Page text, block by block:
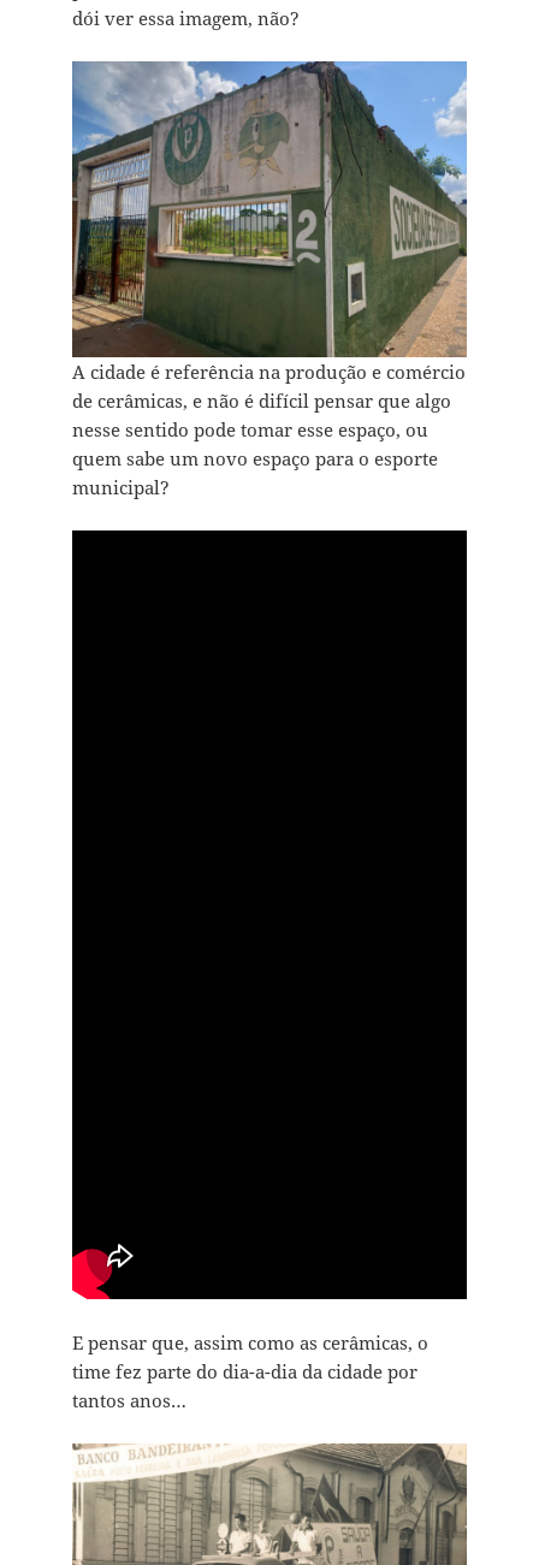
dói ver essa imagem, não?
A cidade é referência na produção e comércio
de cerâmicas, e não é difícil pensar que algo
nesse sentido pode tomar esse espaço, ou
quem sabe um novo espaço para o esporte
municipal?
E pensar que, assim como as cerâmicas, o
time fez parte do dia-a-dia da cidade por
tantos anos…